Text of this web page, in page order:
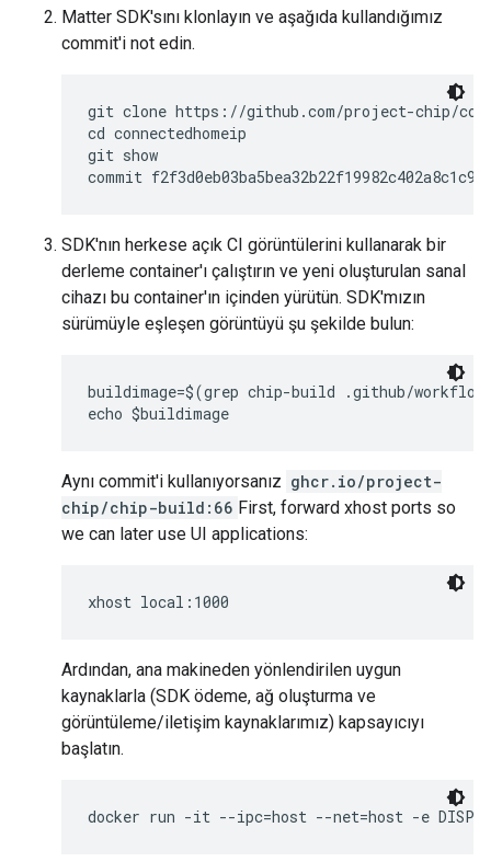
Matter SDK'sını klonlayın ve aşağıda kullandığımız
commit'i not edin.
git clone https://github.com/project-chip/
cd connectedhomeip
git show
SDK'nın herkese açık CI görüntülerini kullanarak bir
derleme container'ı çalıştırın ve yeni oluşturulan sanal
cihazı bu container'ın içinden yürütün. SDK'mızın
sürümüyle eşleşen görüntüyü şu şekilde bulun:
buildimage=$(grep chip-build .github/
Aynı commit'i kullanıyorsanız ghcr.io/project-
chip/chip-build:66 First, forward xhost ports so
we can later use UI applications:
Ardından, ana makineden yönlendirilen uygun
kaynaklarla (SDK ödeme, ağ oluşturma ve
görüntüleme/iletişim kaynaklarımız) kapsayıcıyı
başlatın.